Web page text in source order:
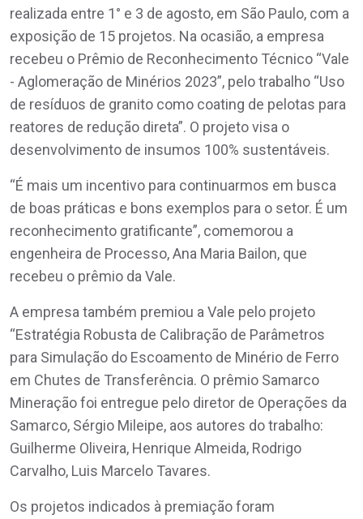
realizada entre 1° e 3 de agosto, em São Paulo, com a
exposição de 15 projetos. Na ocasião, a empresa
recebeu o Prêmio de Reconhecimento Técnico “Vale
- Aglomeração de Minérios 2023”, pelo trabalho “Uso
de resíduos de granito como coating de pelotas para
reatores de redução direta”. O projeto visa o
desenvolvimento de insumos 100% sustentáveis.
“É mais um incentivo para continuarmos em busca
de boas práticas e bons exemplos para o setor. É um
reconhecimento gratificante”, comemorou a
engenheira de Processo, Ana Maria Bailon, que
recebeu o prêmio da Vale.
A empresa também premiou a Vale pelo projeto
“Estratégia Robusta de Calibração de Parâmetros
para Simulação do Escoamento de Minério de Ferro
em Chutes de Transferência. O prêmio Samarco
Mineração foi entregue pelo diretor de Operações da
Samarco, Sérgio Mileipe, aos autores do trabalho:
Guilherme Oliveira, Henrique Almeida, Rodrigo
Carvalho, Luis Marcelo Tavares.
Os projetos indicados à premiação foram